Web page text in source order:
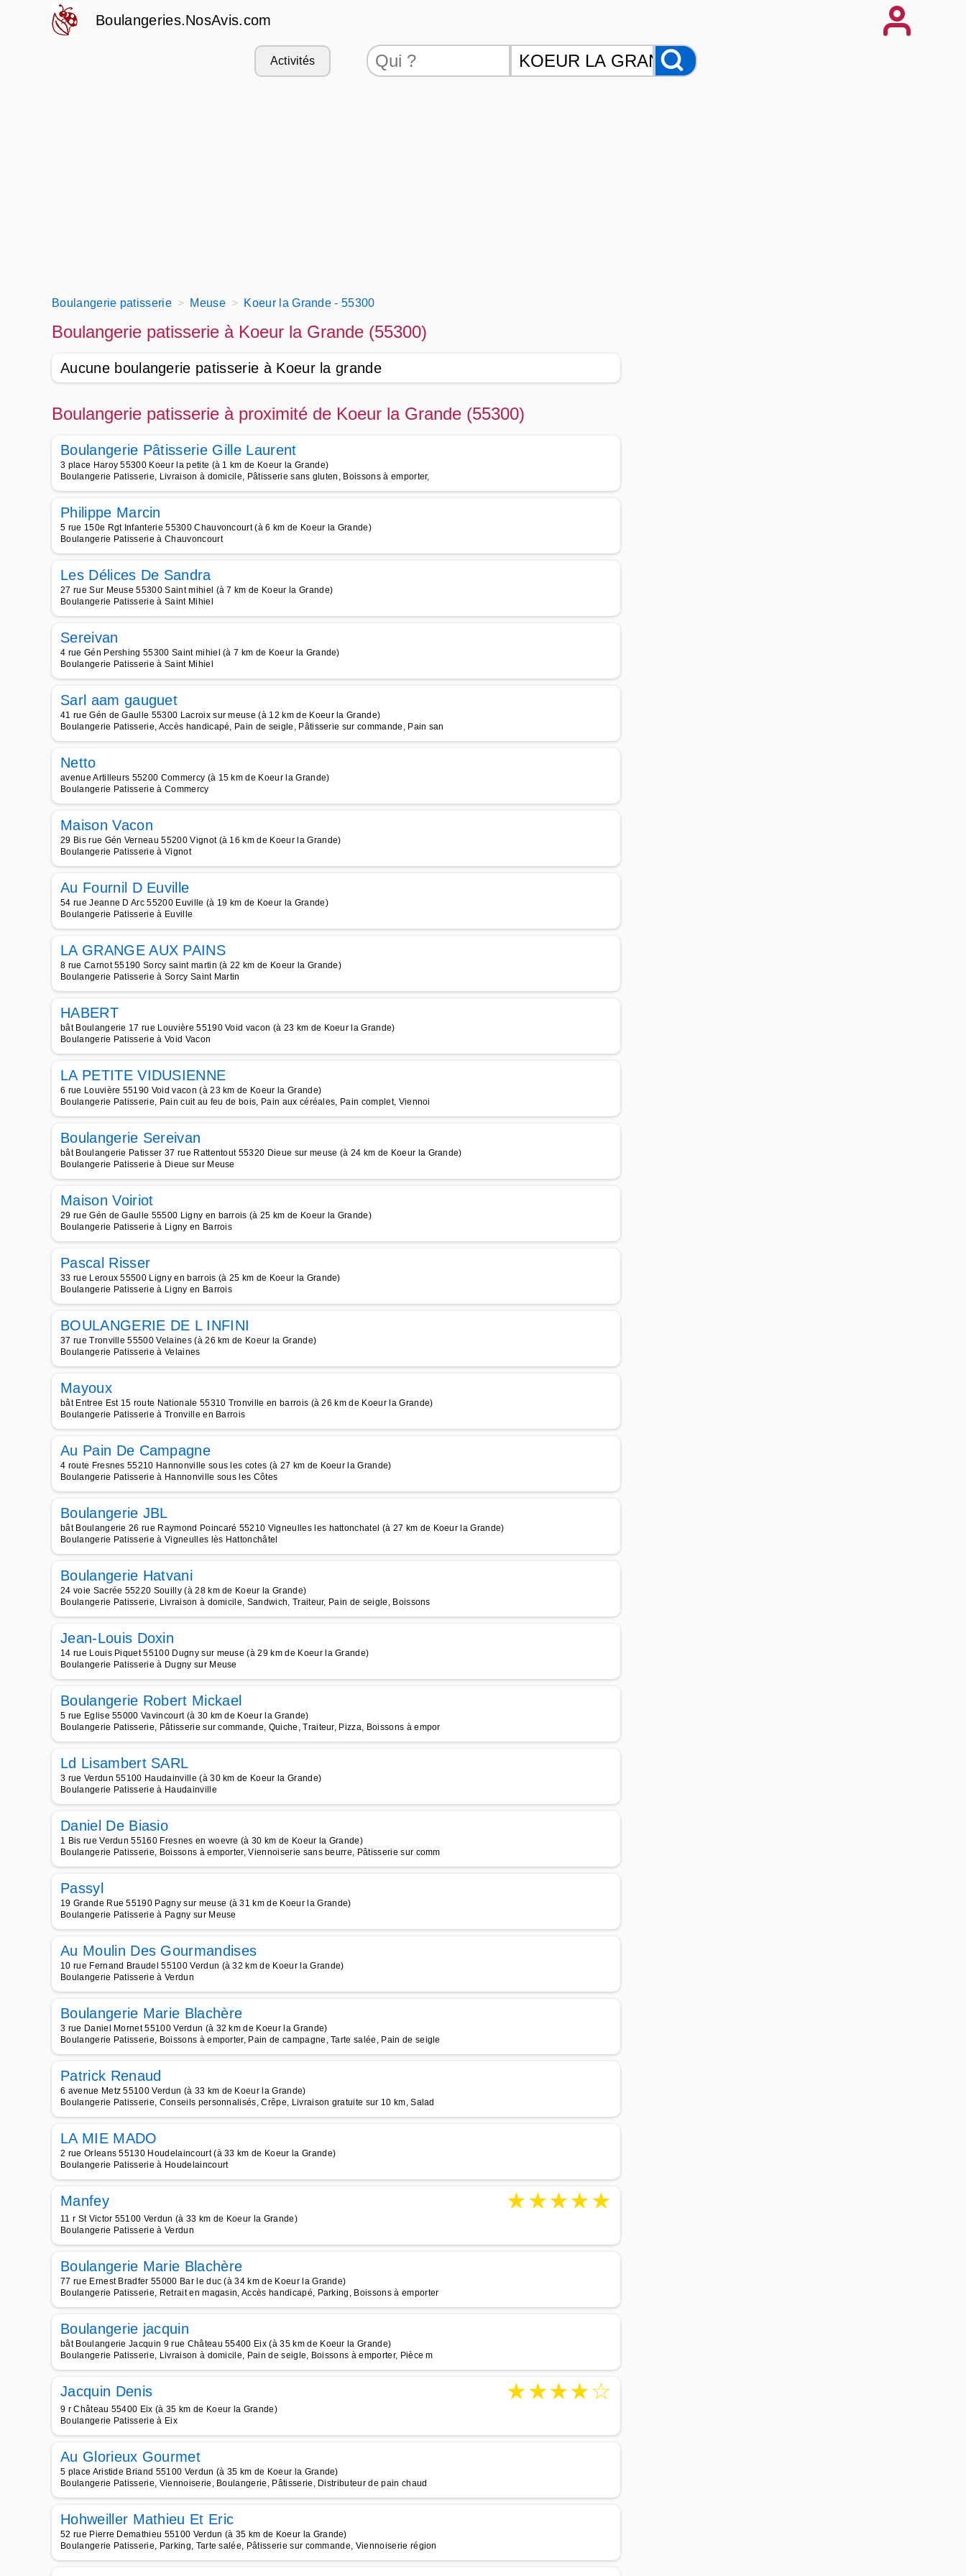
Boulangeries.NosAvis.com
Activités
Boulangerie patisserie Meuse Koeur la Grande - 55300
Boulangerie patisserie à Koeur la Grande (55300)
Aucune boulangerie patisserie à Koeur la grande
Boulangerie patisserie à proximité de Koeur la Grande (55300)
Boulangerie Pâtisserie Gille Laurent
3 place Haroy 55300 Koeur la petite (à 1 km de Koeur la Grande)
Boulangerie Patisserie, Livraison à domicile, Pâtisserie sans gluten, Boissons à emporter,
Philippe Marcin
5 rue 150e Rgt Infanterie 55300 Chauvoncourt (à 6 km de Koeur la Grande)
Boulangerie Patisserie à Chauvoncourt
Les Délices De Sandra
27 rue Sur Meuse 55300 Saint mihiel (à 7 km de Koeur la Grande)
Boulangerie Patisserie à Saint Mihiel
Sereivan
4 rue Gén Pershing 55300 Saint mihiel (à 7 km de Koeur la Grande)
Boulangerie Patisserie à Saint Mihiel
Sarl aam gauguet
41 rue Gén de Gaulle 55300 Lacroix sur meuse (à 12 km de Koeur la Grande)
Boulangerie Patisserie, Accès handicapé, Pain de seigle, Pâtisserie sur commande, Pain san
Netto
avenue Artilleurs 55200 Commercy (à 15 km de Koeur la Grande)
Boulangerie Patisserie à Commercy
Maison Vacon
29 Bis rue Gén Verneau 55200 Vignot (à 16 km de Koeur la Grande)
Boulangerie Patisserie à Vignot
Au Fournil D Euville
54 rue Jeanne D Arc 55200 Euville (à 19 km de Koeur la Grande)
Boulangerie Patisserie à Euville
LA GRANGE AUX PAINS
8 rue Carnot 55190 Sorcy saint martin (à 22 km de Koeur la Grande)
Boulangerie Patisserie à Sorcy Saint Martin
HABERT
bât Boulangerie 17 rue Louvière 55190 Void vacon (à 23 km de Koeur la Grande)
Boulangerie Patisserie à Void Vacon
LA PETITE VIDUSIENNE
6 rue Louvière 55190 Void vacon (à 23 km de Koeur la Grande)
Boulangerie Patisserie, Pain cuit au feu de bois, Pain aux céréales, Pain complet, Viennoi
Boulangerie Sereivan
bât Boulangerie Patisser 37 rue Rattentout 55320 Dieue sur meuse (à 24 km de Koeur la Grande)
Boulangerie Patisserie à Dieue sur Meuse
Maison Voiriot
29 rue Gén de Gaulle 55500 Ligny en barrois (à 25 km de Koeur la Grande)
Boulangerie Patisserie à Ligny en Barrois
Pascal Risser
33 rue Leroux 55500 Ligny en barrois (à 25 km de Koeur la Grande)
Boulangerie Patisserie à Ligny en Barrois
BOULANGERIE DE L INFINI
37 rue Tronville 55500 Velaines (à 26 km de Koeur la Grande)
Boulangerie Patisserie à Velaines
Mayoux
bât Entree Est 15 route Nationale 55310 Tronville en barrois (à 26 km de Koeur la Grande)
Boulangerie Patisserie à Tronville en Barrois
Au Pain De Campagne
4 route Fresnes 55210 Hannonville sous les cotes (à 27 km de Koeur la Grande)
Boulangerie Patisserie à Hannonville sous les Côtes
Boulangerie JBL
bât Boulangerie 26 rue Raymond Poincaré 55210 Vigneulles les hattonchatel (à 27 km de Koeur la Grande)
Boulangerie Patisserie à Vigneulles lès Hattonchâtel
Boulangerie Hatvani
24 voie Sacrée 55220 Souilly (à 28 km de Koeur la Grande)
Boulangerie Patisserie, Livraison à domicile, Sandwich, Traiteur, Pain de seigle, Boissons
Jean-Louis Doxin
14 rue Louis Piquet 55100 Dugny sur meuse (à 29 km de Koeur la Grande)
Boulangerie Patisserie à Dugny sur Meuse
Boulangerie Robert Mickael
5 rue Eglise 55000 Vavincourt (à 30 km de Koeur la Grande)
Boulangerie Patisserie, Pâtisserie sur commande, Quiche, Traiteur, Pizza, Boissons à empor
Ld Lisambert SARL
3 rue Verdun 55100 Haudainville (à 30 km de Koeur la Grande)
Boulangerie Patisserie à Haudainville
Daniel De Biasio
1 Bis rue Verdun 55160 Fresnes en woevre (à 30 km de Koeur la Grande)
Boulangerie Patisserie, Boissons à emporter, Viennoiserie sans beurre, Pâtisserie sur comm
Passyl
19 Grande Rue 55190 Pagny sur meuse (à 31 km de Koeur la Grande)
Boulangerie Patisserie à Pagny sur Meuse
Au Moulin Des Gourmandises
10 rue Fernand Braudel 55100 Verdun (à 32 km de Koeur la Grande)
Boulangerie Patisserie à Verdun
Boulangerie Marie Blachère
3 rue Daniel Mornet 55100 Verdun (à 32 km de Koeur la Grande)
Boulangerie Patisserie, Boissons à emporter, Pain de campagne, Tarte salée, Pain de seigle
Patrick Renaud
6 avenue Metz 55100 Verdun (à 33 km de Koeur la Grande)
Boulangerie Patisserie, Conseils personnalisés, Crêpe, Livraison gratuite sur 10 km, Salad
LA MIE MADO
2 rue Orleans 55130 Houdelaincourt (à 33 km de Koeur la Grande)
Boulangerie Patisserie à Houdelaincourt
Manfey ★★★★★
11 r St Victor 55100 Verdun (à 33 km de Koeur la Grande)
Boulangerie Patisserie à Verdun
Boulangerie Marie Blachère
77 rue Ernest Bradfer 55000 Bar le duc (à 34 km de Koeur la Grande)
Boulangerie Patisserie, Retrait en magasin, Accès handicapé, Parking, Boissons à emporter
Boulangerie jacquin
bât Boulangerie Jacquin 9 rue Château 55400 Eix (à 35 km de Koeur la Grande)
Boulangerie Patisserie, Livraison à domicile, Pain de seigle, Boissons à emporter, Pièce m
Jacquin Denis ★★★★☆
9 r Château 55400 Eix (à 35 km de Koeur la Grande)
Boulangerie Patisserie à Eix
Au Glorieux Gourmet
5 place Aristide Briand 55100 Verdun (à 35 km de Koeur la Grande)
Boulangerie Patisserie, Viennoiserie, Boulangerie, Pâtisserie, Distributeur de pain chaud
Hohweiller Mathieu Et Eric
52 rue Pierre Demathieu 55100 Verdun (à 35 km de Koeur la Grande)
Boulangerie Patisserie, Parking, Tarte salée, Pâtisserie sur commande, Viennoiserie région